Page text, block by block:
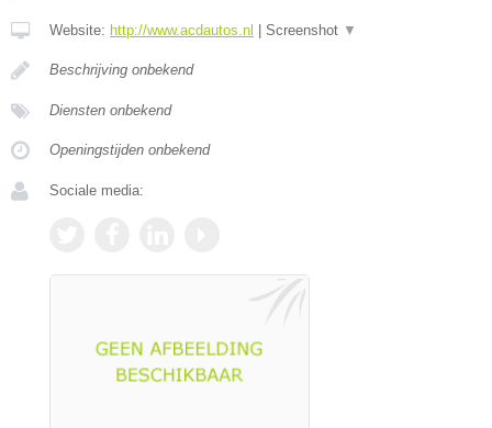
Website: http://www.acdautos.nl Screenshot ▼
Beschrijving onbekend
Diensten onbekend
Openingstijden onbekend
Sociale media: